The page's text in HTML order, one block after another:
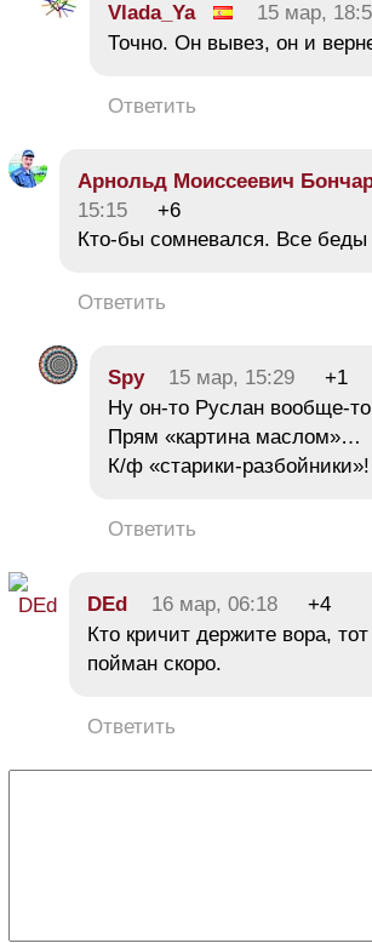
Vlada_Ya 15 мар,
Точно. Он вывез, он и
Ответить
Арнольд Моиссеевич
15:15
+6
Кто-бы сомневался. Все беды
Ответить
Spy 15 мар, 15:29
+1
Ну он-то Руслан вообще-
Прям «картина маслом»…
К/ф «старики-
Ответить
DEd 16 мар, 06:18
+4
Кто кричит держите вора,
пойман скоро.
Ответить